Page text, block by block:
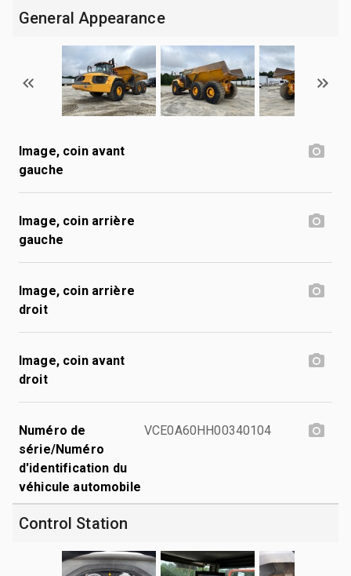
General Appearance
Image, coin avant
gauche
Image, coin arrière
gauche
Image, coin arrière
droit
Image, coin avant
droit
Numéro de
série/Numéro
d'identification du
véhicule automobile
VCE0A60HH00340104
Control Station